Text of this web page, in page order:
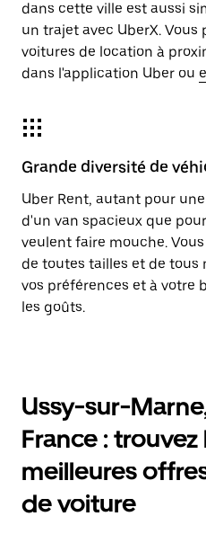
dans cette ville est aussi
un trajet avec UberX. Vous
voitures de location à
dans l'application Uber ou
Grande diversité de
Uber Rent, autant pour
d'un van spacieux que
veulent faire mouche.
de toutes tailles et de tous
vos préférences et à votre
les goûts.
Ussy-sur-
France : trouvez
meilleures
de voiture